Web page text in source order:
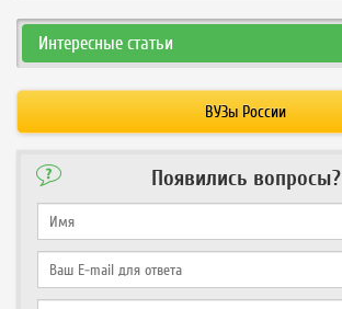
Интересные статьи
ВУЗы России
Появились вопросы?